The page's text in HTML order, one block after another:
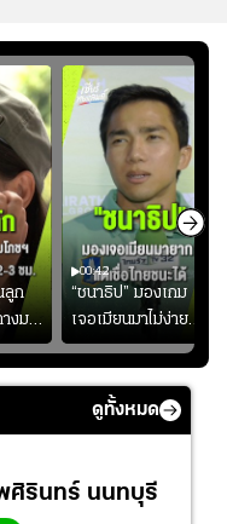
ลูก
งมา
ง
00:42
“ชนาธิป” มองเกม
เจอเมียนมาไม่ง่าย
ยอมรับเป็นงานยาก
สำหรับทีมชาติไทย
แต่เชื่อมั่นศักยภาพ
ของทัพช้างศึก
ดูทั้งหมด
ศิรินทร์ นนทบุรี